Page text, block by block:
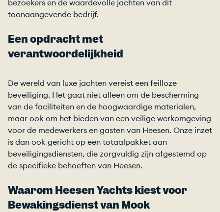
bezoekers en de waardevolle jachten van dit
toonaangevende bedrijf.
Een opdracht met
verantwoordelijkheid
De wereld van luxe jachten vereist een feilloze
beveiliging. Het gaat niet alleen om de bescherming
van de faciliteiten en de hoogwaardige materialen,
maar ook om het bieden van een veilige werkomgeving
voor de medewerkers en gasten van Heesen. Onze inzet
is dan ook gericht op een totaalpakket aan
beveiligingsdiensten, die zorgvuldig zijn afgestemd op
de specifieke behoeften van Heesen.
Waarom Heesen Yachts kiest voor
Bewakingsdienst van Mook